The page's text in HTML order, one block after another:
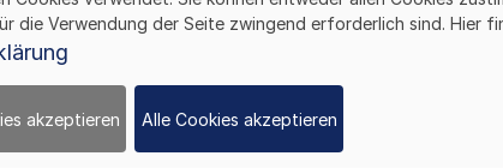
Verordnung über die Wirtschaftsführung
Nordrhein-Westfalen
die Verwendung der Seite zwingend erforderlich sind. Hier
akzeptieren Alle Cookies akzeptieren